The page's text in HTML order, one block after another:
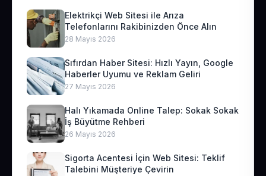
Elektrikçi Web Sitesi ile Arıza
Telefonlarını Rakibinizden Önce Alın
28 Mayıs 2026
Sıfırdan Haber Sitesi: Hızlı Yayın, Google
Haberler Uyumu ve Reklam Geliri
27 Mayıs 2026
Halı Yıkamada Online Talep: Sokak Sokak
İş Büyütme Rehberi
26 Mayıs 2026
Sigorta Acentesi İçin Web Sitesi: Teklif
Talebini Müşteriye Çevirin